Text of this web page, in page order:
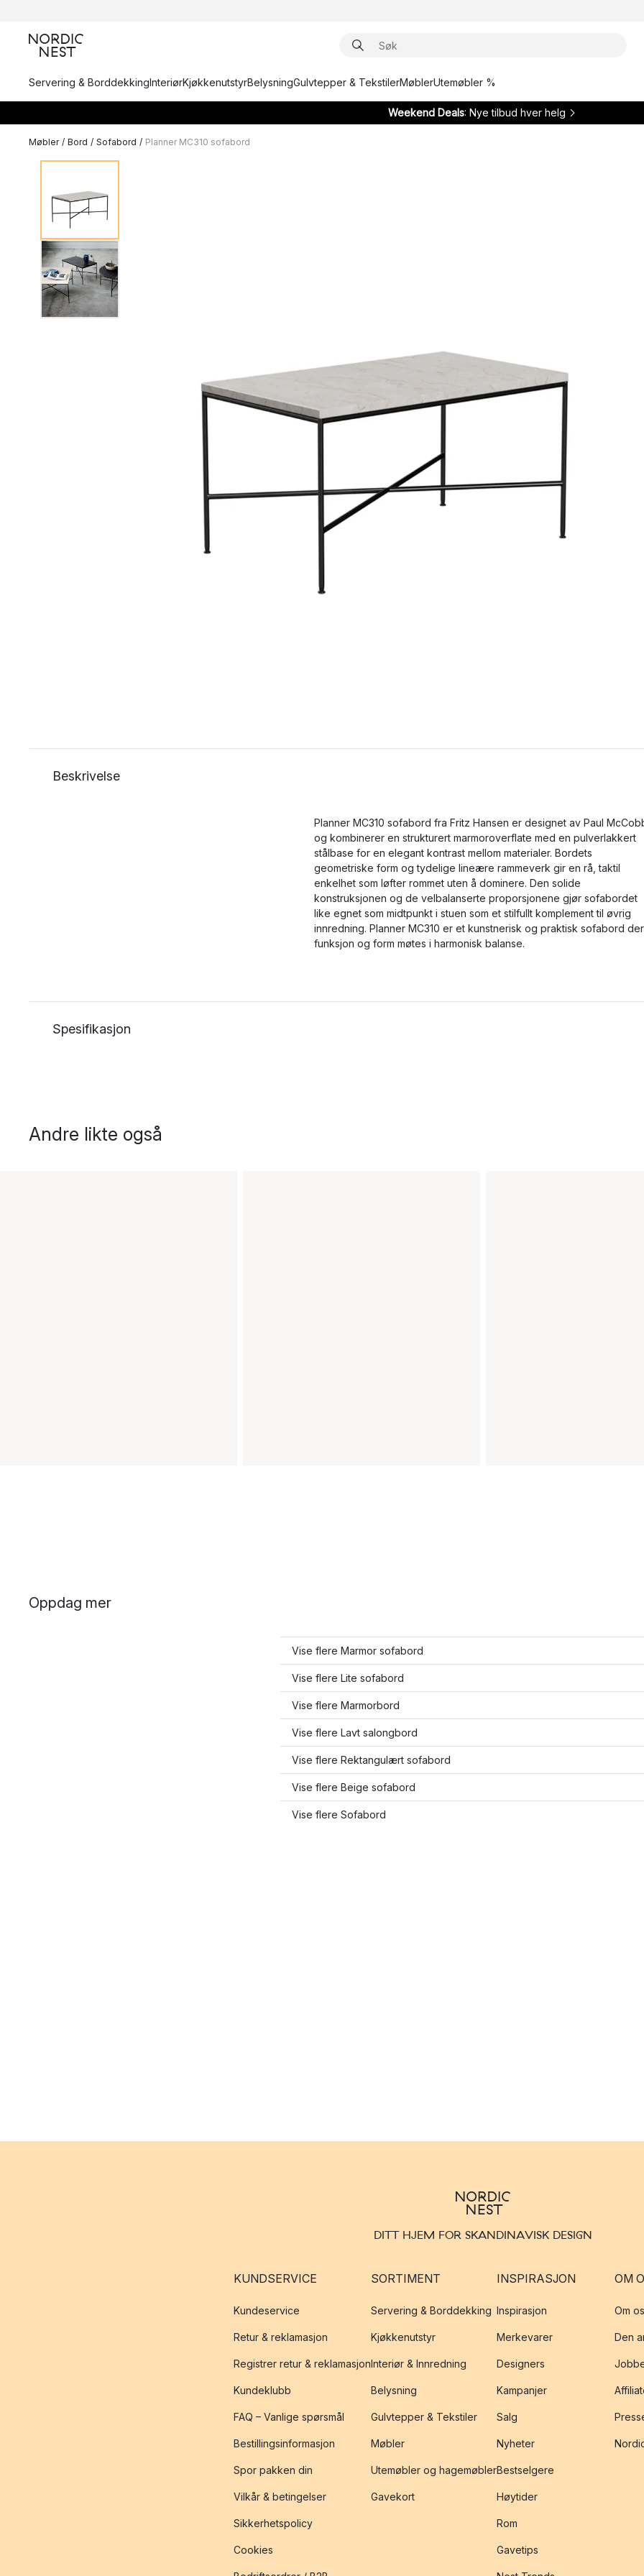
Servering & BorddekkingInteriørKjøkkenutstyrBelysningGulvtepper & TekstilerMøblerUtemøbler %
Weekend Deals: Nye tilbud hver helg
Møbler / Bord / Sofabord / Planner MC310 sofabord
Beskrivelse
Planner MC310 sofabord fra Fritz Hansen er designet av Paul
og kombinerer en strukturert marmoroverflate med en pulverlakkert
stålbase for en elegant kontrast mellom materialer. Bordets
geometriske form og tydelige lineære rammeverk gir en rå, taktil
enkelhet som løfter rommet uten å dominere. Den solide
konstruksjonen og de velbalanserte proporsjonene gjør sofabordet
like egnet som midtpunkt i stuen som et stilfullt komplement til øvrig
innredning. Planner MC310 er et kunstnerisk og praktisk sofabord der
funksjon og form møtes i harmonisk balanse.
Spesifikasjon
Andre likte også
Oppdag mer
Vise flere Marmor sofabord
Vise flere Lite sofabord
Vise flere Marmorbord
Vise flere Lavt salongbord
Vise flere Rektangulært sofabord
Vise flere Beige sofabord
Vise flere Sofabord
DITT HJEM FOR SKANDINAVISK DESIGN
KUNDSERVICE
Kundeservice
Retur & reklamasjon
Registrer retur & reklamasjon
Kundeklubb
FAQ – Vanlige spørsmål
Bestillingsinformasjon
Spor pakken din
Vilkår & betingelser
Sikkerhetspolicy
Cookies
SORTIMENT
Servering & Borddekking
Kjøkkenutstyr
Interiør & Innredning
Belysning
Gulvtepper & Tekstiler
Møbler
Utemøbler og hagemøbler
Gavekort
INSPIRASJON
Inspirasjon
Merkevarer
Designers
Kampanjer
Salg
Nyheter
Bestselgere
Høytider
Rom
Gavetips
OM
Om
Den